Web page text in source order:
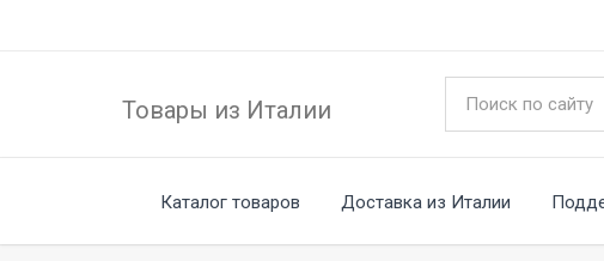
Товары из Италии
Каталог товаров Доставка из Италии